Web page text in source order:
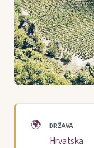
🌍 DRŽAVA
Hrvatska